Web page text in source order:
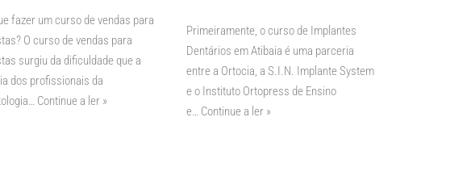
fazer um curso de vendas para
O curso de vendas para
surgiu da dificuldade que a
dos profissionais da
Continue a ler »
Primeiramente, o curso de Implantes
Dentários em Atibaia é uma parceria
entre a Ortocia, a S.I.N. Implante System
e o Instituto Ortopress de Ensino
e… Continue a ler »